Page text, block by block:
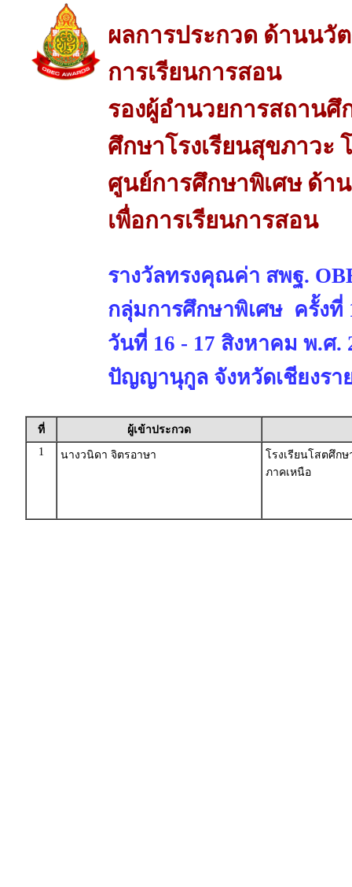
ผลการประกวด ด้านนวั
การเรียนการสอน
รองผู้อำนวยการสถานศึ
ศึกษาโรงเรียนสุขภาวะ
ศูนย์การศึกษาพิเศษ ด้า
เพื่อการเรียนการสอน
รางวัลทรงคุณค่า สพฐ.
กลุ่มการศึกษาพิเศษ ครั้งที่
วันที่ 16 - 17 สิงหาคม พ.ศ.
ปัญญานุกูล จังหวัดเชียงรา
ที่
ผู้เข้าประกวด
1
นางวนิดา จิตรอาษา
โรงเรียนโสตศึก
ภาคเหนือ